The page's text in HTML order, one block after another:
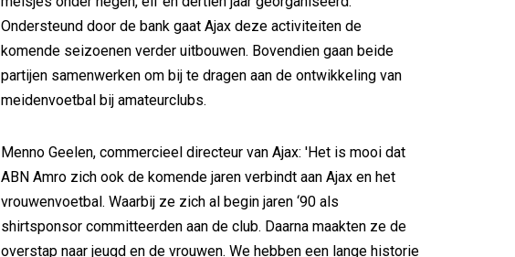
Ondersteund door de bank gaat Ajax deze activiteiten de
komende seizoenen verder uitbouwen. Bovendien gaan beide
partijen samenwerken om bij te dragen aan de ontwikkeling van
meidenvoetbal bij amateurclubs.
Menno Geelen, commercieel directeur van Ajax: 'Het is mooi dat
ABN Amro zich ook de komende jaren verbindt aan Ajax en het
vrouwenvoetbal. Waarbij ze zich al begin jaren ‘90 als
shirtsponsor committeerden aan de club. Daarna maakten ze de
overstap naar jeugd en de vrouwen. We hebben een lange historie